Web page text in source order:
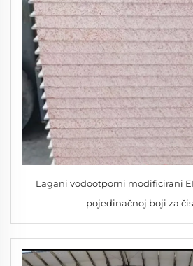
Lagani vodootporni modificirani
pojedinačnoj boji za